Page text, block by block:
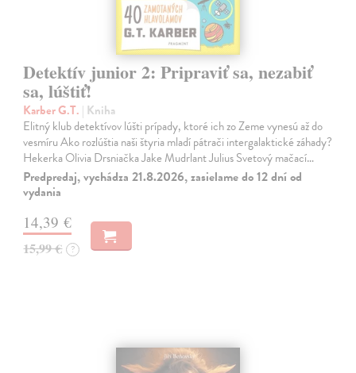
Detektív junior 2: Pripraviť sa, nezabiť
sa, lúštiť!
Karber G.T. | Kniha
Elitný klub detektívov lúšti prípady, ktoré ich zo Zeme vynesú až do
vesmíru Ako rozlúštia naši štyria mladí pátrači intergalaktické záhady?
Hekerka Olivia Drsniačka Jake Mudrlant Julius Svetový mačací…
Predpredaj, vychádza 21.8.2026, zasielame do 12 dní od
vydania
14,39 €
15,99 € ?